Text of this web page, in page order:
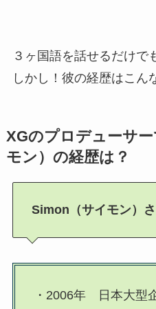
３ヶ国語を話せるだけで
しかし！彼の経歴はこん
XGのプロデューサ
モン）の経歴は？
Simon（サイモン）
・2006年 日本大型